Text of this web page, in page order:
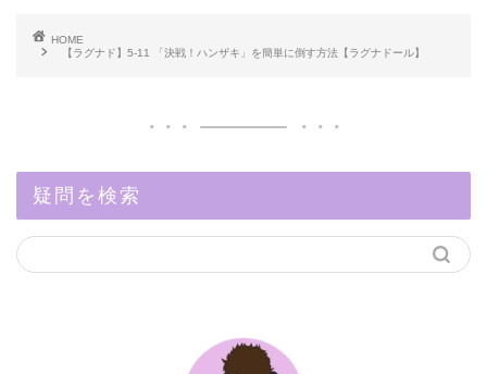
HOME
【ラグナド】5-11 「決戦！ハンザキ」を簡単に倒す方法【ラグナドール】
疑問を検索